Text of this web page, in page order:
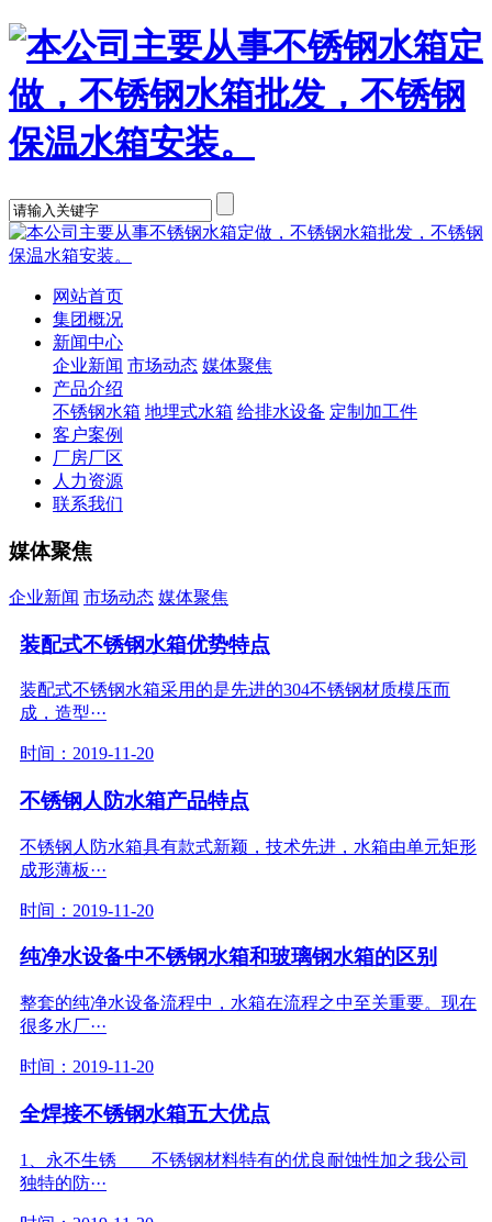
网站首页
集团概况
新闻中心
企业新闻 市场动态 媒体聚焦
产品介绍
不锈钢水箱 地埋式水箱 给排水设备 定制加工件
客户案例
厂房厂区
人力资源
联系我们
媒体聚焦
企业新闻 市场动态 媒体聚焦
装配式不锈钢水箱优势特点
装配式不锈钢水箱采用的是先进的304不锈钢材质模压而
成，造型···
时间：2019-11-20
不锈钢人防水箱产品特点
不锈钢人防水箱具有款式新颖，技术先进，水箱由单元矩形
成形薄板···
时间：2019-11-20
纯净水设备中不锈钢水箱和玻璃钢水箱的区别
整套的纯净水设备流程中，水箱在流程之中至关重要。现在
很多水厂···
时间：2019-11-20
全焊接不锈钢水箱五大优点
1、永不生锈 不锈钢材料特有的优良耐蚀性加之我公司
独特的防···